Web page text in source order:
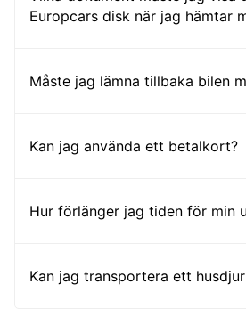
Europcars disk när jag hämtar
Måste jag lämna tillbaka bilen
Kan jag använda ett betalkort?
Hur förlänger jag tiden för min
Kan jag transportera ett